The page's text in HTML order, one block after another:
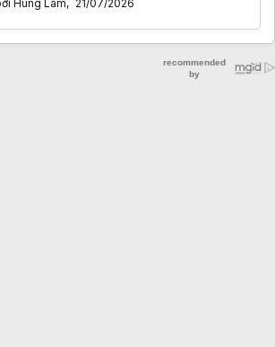
Hùng Lâm, 21/07/2026